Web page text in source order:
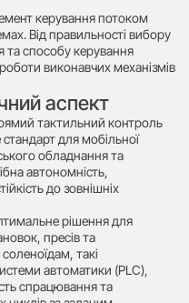
керування потоком
Від правильності вибору
та способу керування
виконавчих механізмів
аспект
тактильний контроль
для мобільної
обладнання та
автономність,
до зовнішніх
рішення для
пресів та
такі
автоматики (PLC),
спрацювання та